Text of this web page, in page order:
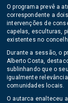
O programa prevê a
correspondente a
intervenções de
capelas, esculturas,
existentes no
Durante a sessão, o
Alberto Costa,
sublinhando que o
igualmente
comunidades locais.
O autarca enalteceu